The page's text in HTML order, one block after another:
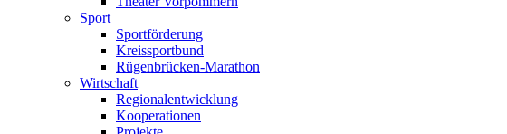
Sport
Sportförderung
Kreissportbund
Rügenbrücken-Marathon
Wirtschaft
Regionalentwicklung
Kooperationen